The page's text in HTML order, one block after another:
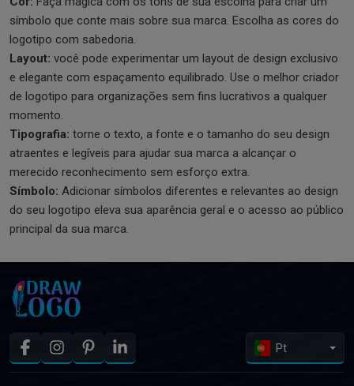
símbolo que conte mais sobre sua marca. Escolha as cores do
logotipo com sabedoria.
Layout: você pode experimentar um layout de design exclusivo
e elegante com espaçamento equilibrado. Use o melhor criador
de logotipo para organizações sem fins lucrativos a qualquer
momento.
Tipografia: torne o texto, a fonte e o tamanho do seu design
atraentes e legíveis para ajudar sua marca a alcançar o
merecido reconhecimento sem esforço extra.
Símbolo: Adicionar símbolos diferentes e relevantes ao design
do seu logotipo eleva sua aparência geral e o acesso ao público
principal da sua marca.
Pt